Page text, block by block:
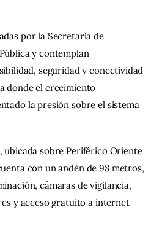
por la Secretaría de
y contemplan
seguridad y conectividad
donde el crecimiento
la presión sobre el sistema
ubicada sobre Periférico Oriente
con un andén de 98 metros,
cámaras de vigilancia,
y acceso gratuito a internet